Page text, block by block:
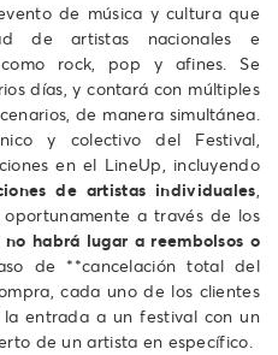
de música y cultura que
de artistas nacionales e
rock, pop y afines. Se
días, y contará con múltiples
de manera simultánea.
y colectivo del Festival,
en el LineUp, incluyendo
de artistas individuales,
oportunamente a través de los
no habrá lugar a reembolsos o
de **cancelación total del
cada uno de los clientes
entrada a un festival con un
de un artista en específico.